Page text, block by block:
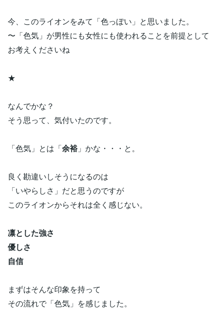
今、このライオンをみて「色っぽい」と思いました。
〜「色気」が男性にも女性にも使われることを前提として
お考えくださいね
★
なんでかな？
そう思って、気付いたのです。
「色気」とは「余裕」かな・・・と。
良く勘違いしそうになるのは
「いやらしさ」だと思うのですが
このライオンからそれは全く感じない。
凛とした強さ
優しさ
自信
まずはそんな印象を持って
その流れで「色気」を感じました。